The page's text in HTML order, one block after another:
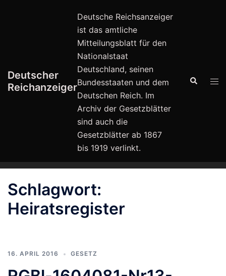
Deutscher
Reichanzeiger
Deutsche Reichsanzeiger
ist das amtliche
Mitteilungsblatt für den
Nationalstaat
Deutschland, seinen
Bundesstaaten und dem
Deutschen Reich. Im
Archiv der Gesetzblätter
sind auch die
Gesetzblätter ab 1867
bis 1919 verlinkt.
Suche
Schlagwort:
Heiratsregister
16. APRIL 2016 GESETZ